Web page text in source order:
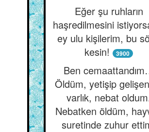
Eğer şu ruhların
haşredilmesini
ey ulu kişilerim, bu
kesin!
3900
Ben
Öldüm, yetişip
varlık, nebat
Nebatken öldüm,
suretinde zuhur